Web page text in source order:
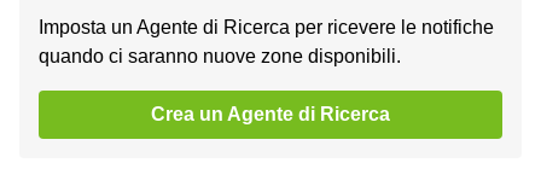
Imposta un Agente di Ricerca per ricevere le notifiche
quando ci saranno nuove zone disponibili.
Crea un Agente di Ricerca